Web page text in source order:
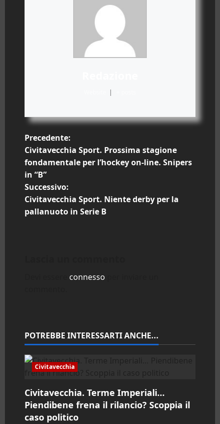
|
N
a
v
i
n
e
a
r
t
Precedente:
Civitavecchia Sport. Prossima stagione
fondamentale per l’hockey on-line. Snipers
in “B”
Successivo:
Civitavecchia Sport. Niente derby per la
pallanuoto in Serie B
connesso
POTREBBE INTERESSARTI ANCHE...
Civitavecchia
Civitavecchia. Terme Imperiali…
Piendibene frena il rilancio? Scoppia il
caso politico